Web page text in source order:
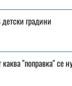
градини
каква "поправка" се